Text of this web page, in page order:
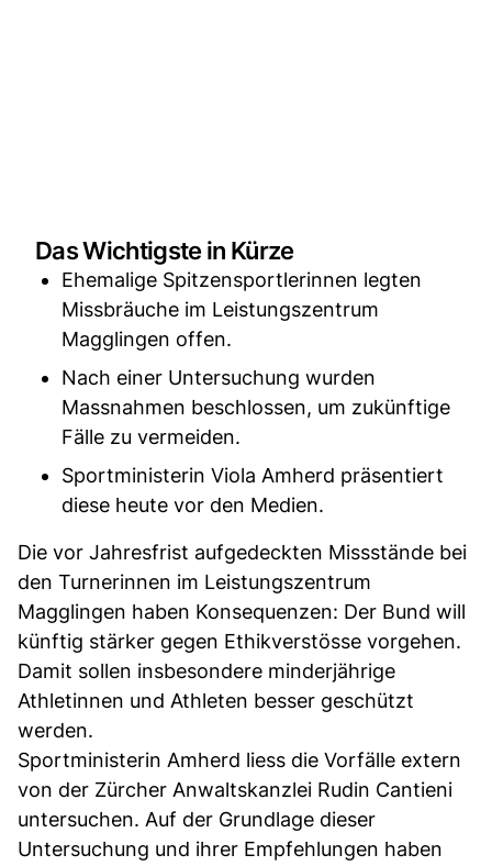
Das Wichtigste in Kürze
Ehemalige Spitzensportlerinnen legten
Missbräuche im Leistungszentrum
Magglingen offen.
Nach einer Untersuchung wurden
Massnahmen beschlossen, um zukünftige
Fälle zu vermeiden.
Sportministerin Viola Amherd präsentiert
diese heute vor den Medien.
Die vor Jahresfrist aufgedeckten Missstände bei
den Turnerinnen im Leistungszentrum
Magglingen haben Konsequenzen: Der Bund will
künftig stärker gegen Ethikverstösse vorgehen.
Damit sollen insbesondere minderjährige
Athletinnen und Athleten besser geschützt
werden.
Sportministerin Amherd liess die Vorfälle extern
von der Zürcher Anwaltskanzlei Rudin Cantieni
untersuchen. Auf der Grundlage dieser
Untersuchung und ihrer Empfehlungen haben